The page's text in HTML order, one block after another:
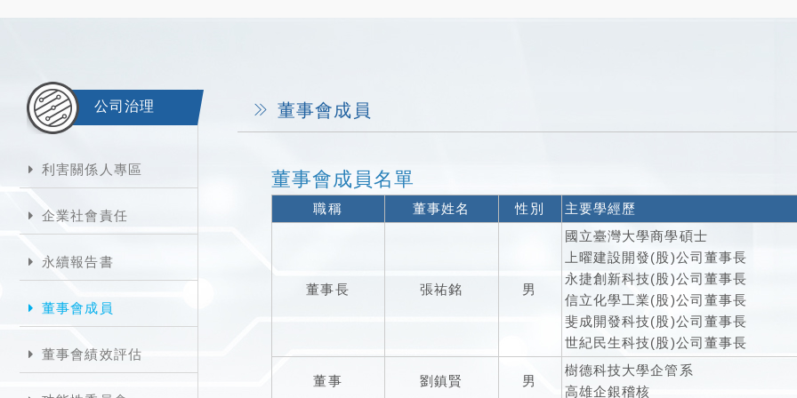
公司治理
利害關係人專區
企業社會責任
永續報告書
董事會成員
董事會績效評估
董事會成員
董事會成員名單
職稱 董事姓名 性別 主要學經歷
董事長 張祐銘 男
國立臺灣大學商學碩士
上曜建設開發(股)公司董事長
永捷創新科技(股)公司董事長
信立化學工業(股)公司董事長
斐成開發科技(股)公司董事長
世紀民生科技(股)公司董事長
董事 劉鎮賢 男
樹德科技大學企管系
高雄企銀稽核